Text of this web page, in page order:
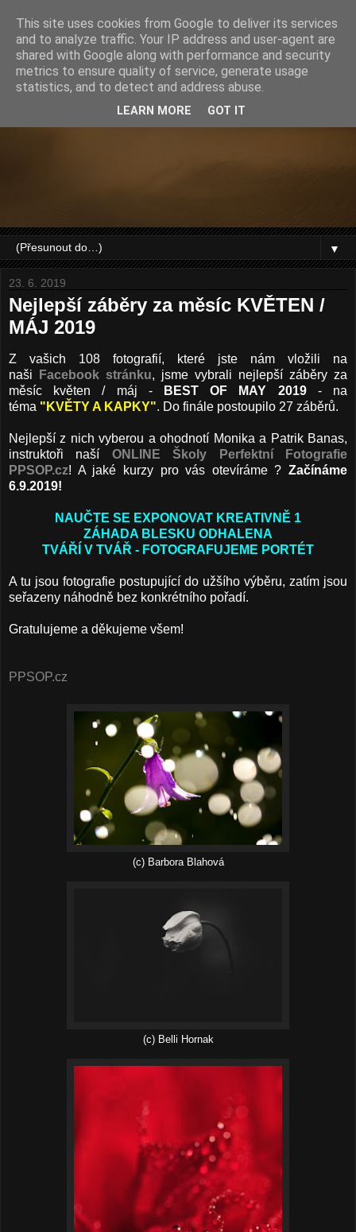
▼
23. 6. 2019
Nejlepší záběry za měsíc KVĚTEN /
MÁJ 2019
Z vašich 108 fotografií, které jste nám vložili na
naši
Facebook stránku, jsme vybrali nejlepší záběry za
měsíc květen / máj -
BEST OF MAY 2019- na
téma "KVĚTY A KAPKY". Do finále postoupilo 27 záběrů.
Nejlepší z nich vyberou a ohodnotí Monika a Patrik Banas,
instruktoři naší ONLINE Školy Perfektní Fotografie
PPSOP.cz! A jaké kurzy pro vás otevíráme ? Začínáme
6.9.2019!
NAUČTE SE EXPONOVAT KREATIVNĚ 1
ZÁHADA BLESKU ODHALENA
TVÁŘÍ V TVÁŘ - FOTOGRAFUJEME PORTÉT
A tu jsou fotografie postupující do užšího výběru, zatím jsou
seřazeny náhodně bez konkrétního pořadí.
Gratulujeme a děkujeme všem!
PPSOP.cz
(c) Barbora Blahová
(c) Belli Hornak
This site uses cookies from Google to deliver its services
and to analyze traffic. Your IP address and user-agent are
shared with Google along with performance and security
metrics to ensure quality of service, generate usage
statistics, and to detect and address abuse.
LEARN MORE GOT IT